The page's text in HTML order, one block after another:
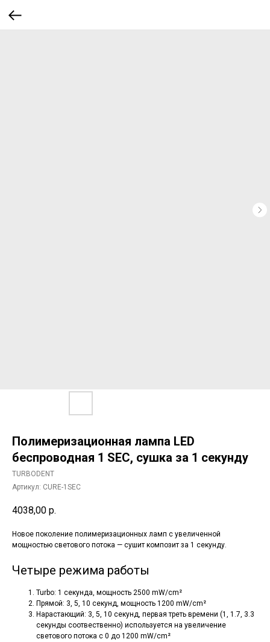
Полимеризационная лампа LED
беспроводная 1 SEC, сушка за 1 секунду
TURBODENT
Артикул: CURE-1SEC
4038,00 р.
Новое поколение полимеризационных ламп с увеличенной
мощностью светового потока — сушит композит за 1 секунду.
Четыре режима работы
Turbo: 1 секунда, мощность 2500 mW/cm²
Прямой: 3, 5, 10 секунд, мощность 1200 mW/cm²
Нарастающий: 3, 5, 10 секунд, первая треть времени (1, 1.7, 3.3
секунды соотвественно) используется на увеличение
светового потока с 0 до 1200 mW/cm²